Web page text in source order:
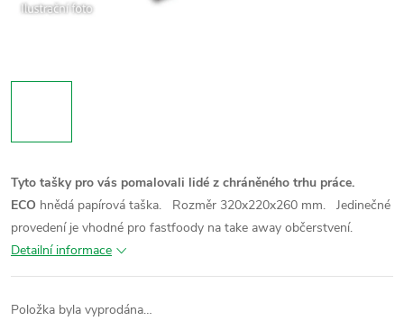
Tyto tašky pro vás pomalovali lidé z chráněného trhu práce.
ECO hnědá papírová taška. Rozměr 320x220x260 mm.
Jedinečné
provedení je vhodné pro fastfoody na take away občerstvení.
Detailní informace
Položka byla vyprodána…